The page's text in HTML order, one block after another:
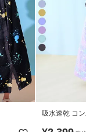
吸水速乾 コ